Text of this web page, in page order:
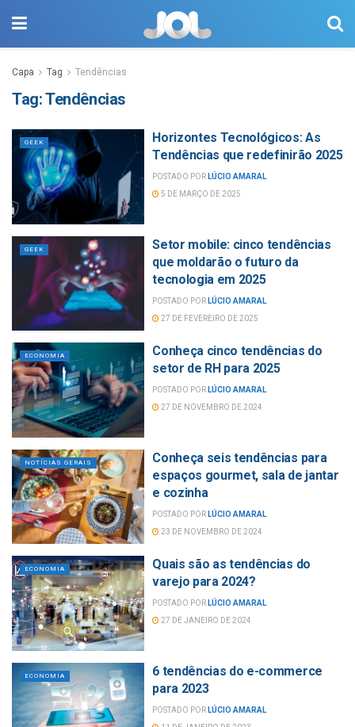
Capa Tag Tendências
Tag:Tendências
GEEK
Horizontes Tecnológicos: As
Tendências que redefinirão 2025
POSTADO POR LÚCIO AMARAL
5 DE MARÇO DE 2025
GEEK
Setor mobile: cinco tendências
que moldarão o futuro da
tecnologia em 2025
POSTADO POR LÚCIO AMARAL
27 DE FEVEREIRO DE 2025
ECONOMIA
Conheça cinco tendências do
setor de RH para 2025
POSTADO POR LÚCIO AMARAL
27 DE NOVEMBRO DE 2024
NOTÍCIAS GERAIS
Conheça seis tendências para
espaços gourmet, sala de jantar
e cozinha
POSTADO POR LÚCIO AMARAL
23 DE NOVEMBRO DE 2024
ECONOMIA
Quais são as tendências do
varejo para 2024?
POSTADO POR LÚCIO AMARAL
27 DE JANEIRO DE 2024
ECONOMIA
6 tendências do e-commerce
para 2023
POSTADO POR LÚCIO AMARAL